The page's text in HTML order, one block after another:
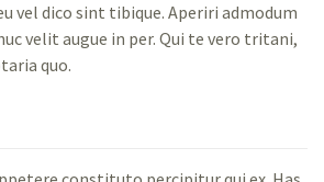
vel dico sint tibique. Aperiri admodum
velit augue in per. Qui te vero tritani,
quo.